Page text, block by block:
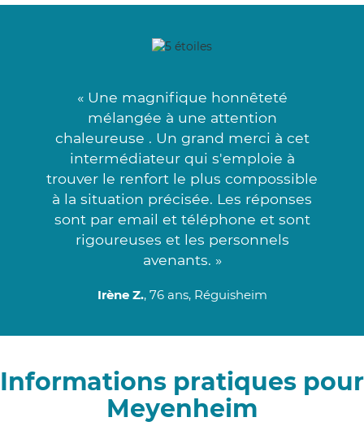
« Une magnifique honnêteté
mélangée à une attention
chaleureuse . Un grand merci à cet
intermédiateur qui s'emploie à
trouver le renfort le plus compossible
à la situation précisée. Les réponses
sont par email et téléphone et sont
rigoureuses et les personnels
avenants. »
Irène Z., 76 ans, Réguisheim
Informations pratiques pour
Meyenheim